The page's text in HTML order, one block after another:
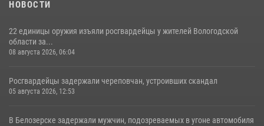
НОВОСТИ
22 единицы оружия изъяли росгвардейцы у жителей Вологодской
области за...
08 августа 2026, 06:04
Росгвардейцы задержали череповчан, устроивших скандал
05 августа 2026, 12:53
В Белозерске задержали мужчин, подозреваемых в угоне автомобиля